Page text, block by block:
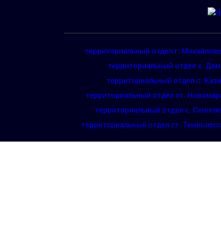
территориальный отдел г.
территориальный отдел х.
территориальный отдел с.
территориальный отдел ст.
территориальный отдел с.
территориальный отдел ст.